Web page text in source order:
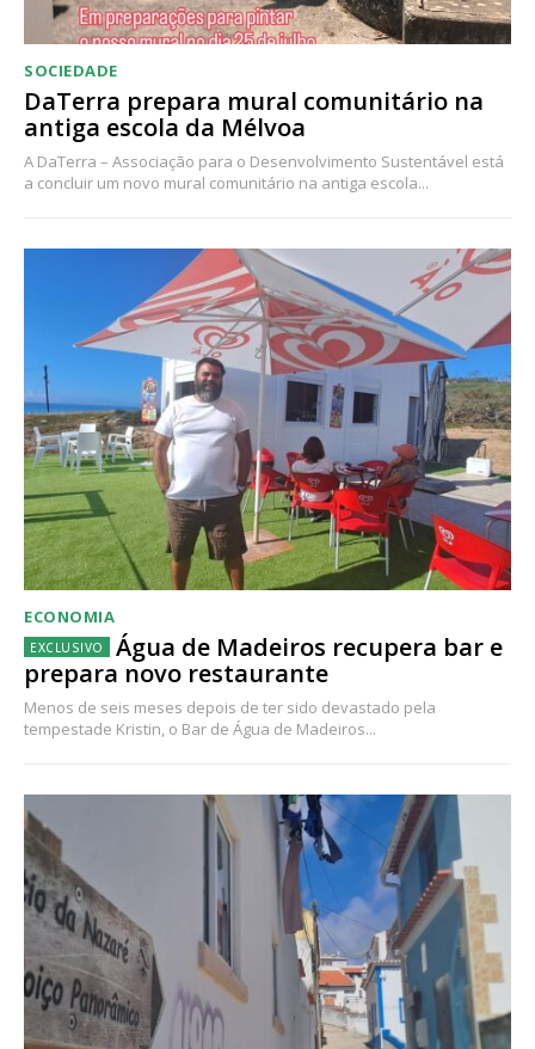
SOCIEDADE
DaTerra prepara mural comunitário na
antiga escola da Mélvoa
A DaTerra – Associação para o Desenvolvimento Sustentável está
a concluir um novo mural comunitário na antiga escola...
ECONOMIA
Água de Madeiros recupera bar e
prepara novo restaurante
Menos de seis meses depois de ter sido devastado pela
tempestade Kristin, o Bar de Água de Madeiros...